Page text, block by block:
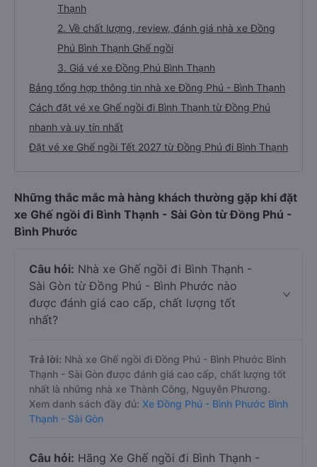
Thạnh
2. Về chất lượng, review, đánh giá nhà xe Đồng
Phú Bình Thạnh Ghế ngồi
3. Giá vé xe Đồng Phú Bình Thạnh
Bảng tổng hợp thông tin nhà xe Đồng Phú - Bình Thạnh
Cách đặt vé xe Ghế ngồi đi Bình Thạnh từ Đồng Phú
nhanh và uy tín nhất
Đặt vé xe Ghế ngồi Tết 2027 từ Đồng Phú đi Bình Thạnh
Những thắc mắc mà hàng khách thường gặp khi đặt
xe Ghế ngồi đi Bình Thạnh - Sài Gòn từ Đồng Phú -
Bình Phước
Câu hỏi: Nhà xe Ghế ngồi đi Bình Thạnh -
Sài Gòn từ Đồng Phú - Bình Phước nào
được đánh giá cao cấp, chất lượng tốt
nhất?
Trả lời: Nhà xe Ghế ngồi đi Đồng Phú - Bình Phước Bình
Thạnh - Sài Gòn được đánh giá cao cấp, chất lượng tốt
nhất là những nhà xe Thành Công, Nguyên Phương.
Xem danh sách đầy đủ: Xe Đồng Phú - Bình Phước Bình
Thạnh - Sài Gòn
Câu hỏi: Hãng Xe Ghế ngồi đi Bình Thạnh -